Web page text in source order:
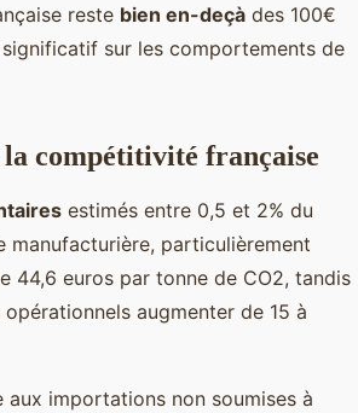
reste bien en-deçà des 100€
sur les comportements de
compétitivité française
estimés entre 0,5 et 2% du
particulièrement
44,6 euros par tonne de CO2, tandis
augmenter de 15 à
aux importations non soumises à